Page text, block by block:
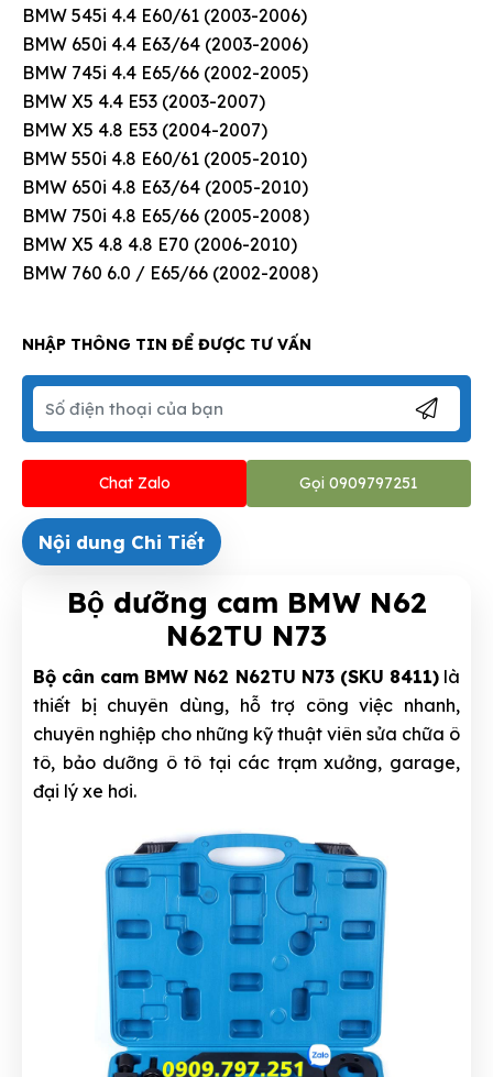
BMW 545i 4.4 E60/61 (2003-2006)
BMW 650i 4.4 E63/64 (2003-2006)
BMW 745i 4.4 E65/66 (2002-2005)
BMW X5 4.4 E53 (2003-2007)
BMW X5 4.8 E53 (2004-2007)
BMW 550i 4.8 E60/61 (2005-2010)
BMW 650i 4.8 E63/64 (2005-2010)
BMW 750i 4.8 E65/66 (2005-2008)
BMW X5 4.8 4.8 E70 (2006-2010)
BMW 760 6.0 / E65/66 (2002-2008)
NHẬP THÔNG TIN ĐỂ ĐƯỢC TƯ VẤN
Chat Zalo Gọi 0909797251
Nội dung Chi Tiết
Bộ dưỡng cam BMW N62
N62TU N73
Bộ cân cam BMW N62 N62TU N73 (SKU 8411)là
thiết bị chuyên dùng, hỗ trợ công việc nhanh,
chuyên nghiệp cho những kỹ thuật viên sửa chữa ô
tô, bảo dưỡng ô tô tại các trạm xưởng, garage,
đại lý xe hơi.